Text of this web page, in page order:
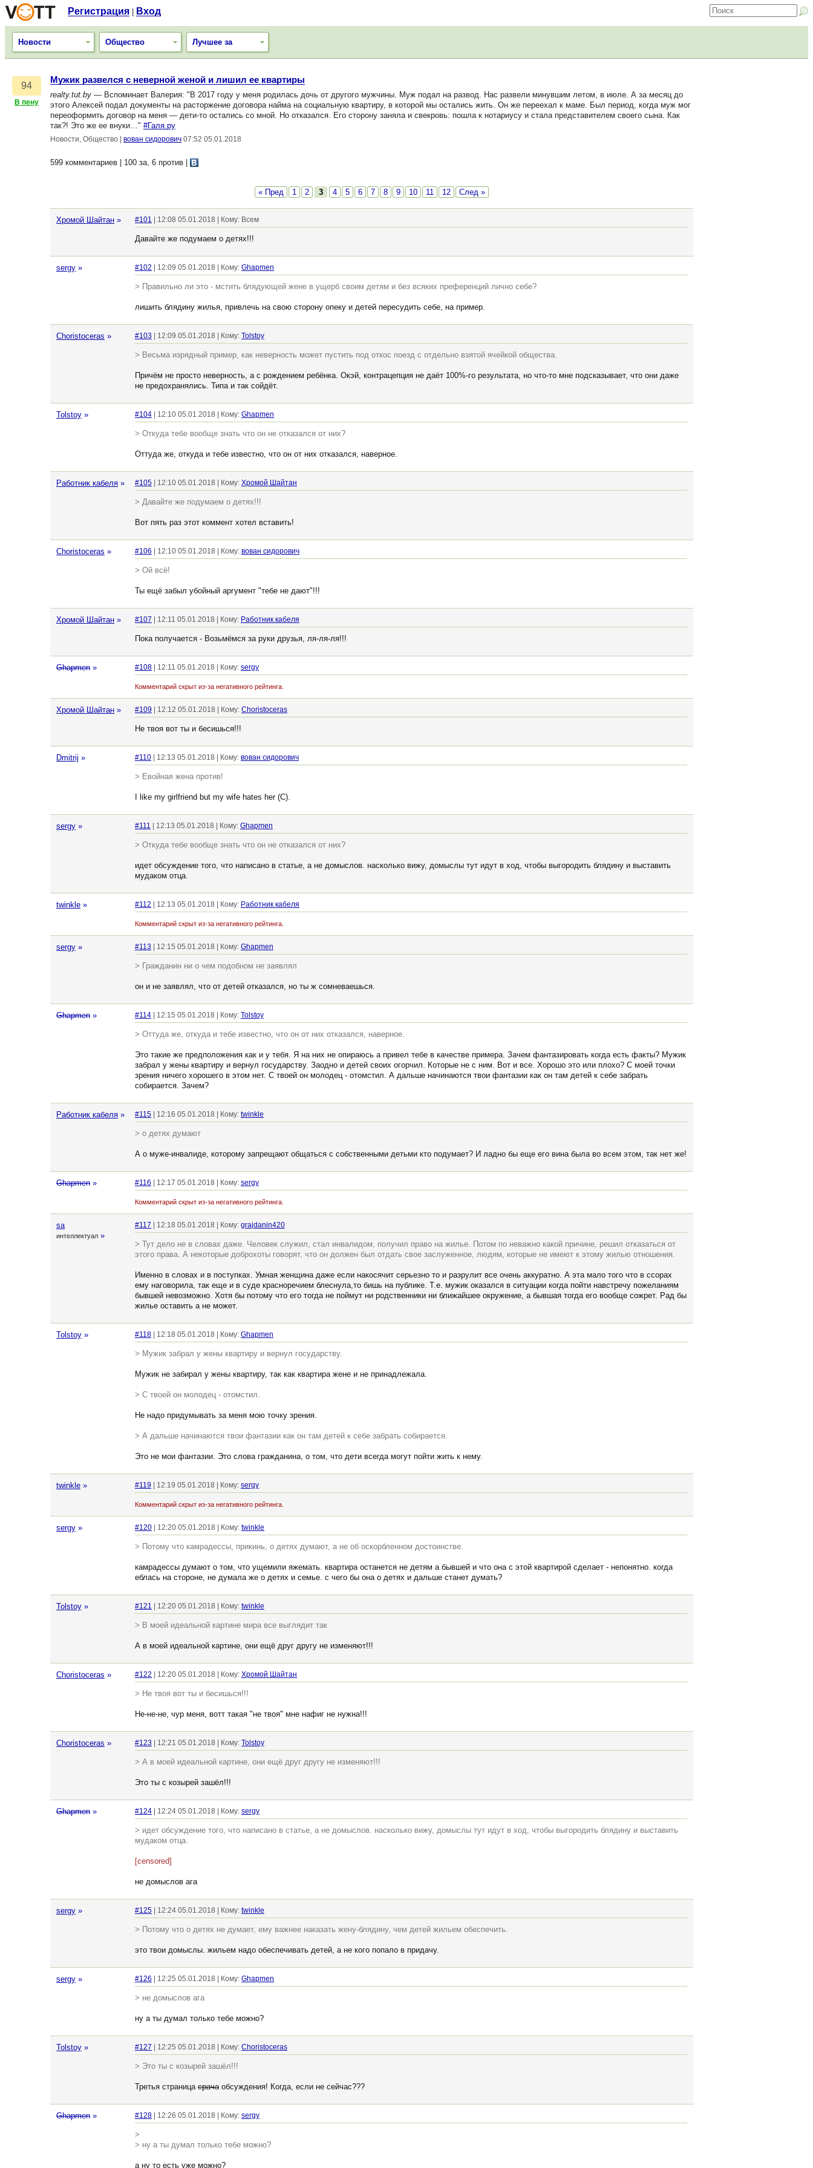
Регистрация Вход
Новости Общество Лучшее за
94
В пену
Мужик развелся с неверной женой и лишил ее квартиры
realty.tut.by — Вспоминает Валерия: "В 2017 году у меня родилась дочь от другого мужчины. Муж подал на развод. Нас развели минувшим летом, в июле. А за месяц до
этого Алексей подал документы на расторжение договора найма на социальную квартиру, в которой мы остались жить. Он же переехал к маме. Был период, когда муж мог
переоформить договор на меня — дети-то остались со мной. Но отказался. Его сторону заняла и свекровь: пошла к нотариусу и стала представителем своего сына. Как
так?! Это же ее внуки…" #Галя.ру
Новости, Общество вован сидорович 07:52 05.01.2018
599 комментариев | 100 за, 6 против
« Пред 1 2 3 4 5 6 7 8 9 10 11 12 След »
Хромой Шайтан » #101 | 12:08 05.01.2018 | Кому: Всем
Давайте же подумаем о детях!!!
sergy » #102 | 12:09 05.01.2018 | Кому: Ghapmen
> Правильно ли это - мстить блядующей жене в ущерб своим детям и без всяких преференций лично себе?
лишить блядину жилья, привлечь на свою сторону опеку и детей пересудить себе, на пример.
Choristoceras » #103 | 12:09 05.01.2018 | Кому: Tolstoy
> Весьма изрядный пример, как неверность может пустить под откос поезд с отдельно взятой ячейкой общества.
Причём не просто неверность, а с рождением ребёнка. Окэй, контрацепция не даёт 100%-го результата, но что-то мне подсказывает, что они даже
не предохранялись. Типа и так сойдёт.
Tolstoy » #104 | 12:10 05.01.2018 | Кому: Ghapmen
> Откуда тебе вообще знать что он не отказался от них?
Оттуда же, откуда и тебе известно, что он от них отказался, наверное.
Работник кабеля » #105 | 12:10 05.01.2018 | Кому: Хромой Шайтан
> Давайте же подумаем о детях!!!
Вот пять раз этот коммент хотел вставить!
Choristoceras » #106 | 12:10 05.01.2018 | Кому: вован сидорович
> Ой всё!
Ты ещё забыл убойный аргумент "тебе не дают"!!!
Хромой Шайтан » #107 | 12:11 05.01.2018 | Кому: Работник кабеля
Пока получается - Возьмёмся за руки друзья, ля-ля-ля!!!
Ghapmen » #108 | 12:11 05.01.2018 | Кому: sergy
Комментарий скрыт из-за негативного рейтинга.
Хромой Шайтан » #109 | 12:12 05.01.2018 | Кому: Choristoceras
Не твоя вот ты и бесишься!!!
Dmitrij » #110 | 12:13 05.01.2018 | Кому: вован сидорович
> Евойная жена против!
I like my girlfriend but my wife hates her (C).
sergy » #111 | 12:13 05.01.2018 | Кому: Ghapmen
> Откуда тебе вообще знать что он не отказался от них?
идет обсуждение того, что написано в статье, а не домыслов. насколько вижу, домыслы тут идут в ход, чтобы выгородить блядину и выставить
мудаком отца.
twinkle » #112 | 12:13 05.01.2018 | Кому: Работник кабеля
Комментарий скрыт из-за негативного рейтинга.
sergy » #113 | 12:15 05.01.2018 | Кому: Ghapmen
> Гражданин ни о чем подобном не заявлял
он и не заявлял, что от детей отказался, но ты ж сомневаешься.
Ghapmen » #114 | 12:15 05.01.2018 | Кому: Tolstoy
> Оттуда же, откуда и тебе известно, что он от них отказался, наверное.
Это такие же предположения как и у тебя. Я на них не опираюсь а привел тебе в качестве примера. Зачем фантазировать когда есть факты? Мужик
забрал у жены квартиру и вернул государству. Заодно и детей своих огорчил. Которые не с ним. Вот и все. Хорошо это или плохо? С моей точки
зрения ничего хорошего в этом нет. С твоей он молодец - отомстил. А дальше начинаются твои фантазии как он там детей к себе забрать
собирается. Зачем?
Работник кабеля » #115 | 12:16 05.01.2018 | Кому: twinkle
> о детях думают
А о муже-инвалиде, которому запрещают общаться с собственными детьми кто подумает? И ладно бы еще его вина была во всем этом, так нет же!
Ghapmen » #116 | 12:17 05.01.2018 | Кому: sergy
Комментарий скрыт из-за негативного рейтинга.
sa
интеллектуал »
#117 | 12:18 05.01.2018 | Кому: grajdanin420
> Тут дело не в словах даже. Человек служил, стал инвалидом, получил право на жилье. Потом по неважно какой причине, решил отказаться от
этого права. А некоторые доброхоты говорят, что он должен был отдать свое заслуженное, людям, которые не имеют к этому жилью отношения.
Именно в словах и в поступках. Умная женщина даже если накосячит серьезно то и разрулит все очень аккуратно. А эта мало того что в ссорах
ему наговорила, так еще и в суде красноречием блеснула,то бишь на публике. Т.е. мужик оказался в ситуации когда пойти навстречу пожеланиям
бывшей невозможно. Хотя бы потому что его тогда не поймут ни родственники ни ближайшее окружение, а бывшая тогда его вообще сожрет. Рад бы
жилье оставить а не может.
Tolstoy » #118 | 12:18 05.01.2018 | Кому: Ghapmen
> Мужик забрал у жены квартиру и вернул государству.
Мужик не забирал у жены квартиру, так как квартира жене и не принадлежала.
> С твоей он молодец - отомстил.
Не надо придумывать за меня мою точку зрения.
> А дальше начинаются твои фантазии как он там детей к себе забрать собирается.
Это не мои фантазии. Это слова гражданина, о том, что дети всегда могут пойти жить к нему.
twinkle » #119 | 12:19 05.01.2018 | Кому: sergy
Комментарий скрыт из-за негативного рейтинга.
sergy » #120 | 12:20 05.01.2018 | Кому: twinkle
> Потому что камрадессы, прикинь, о детях думают, а не об оскорбленном достоинстве.
камрадессы думают о том, что ущемили яжемать. квартира останется не детям а бывшей и что она с этой квартирой сделает - непонятно. когда
еблась на стороне, не думала же о детях и семье. с чего бы она о детях и дальше станет думать?
Tolstoy » #121 | 12:20 05.01.2018 | Кому: twinkle
> В моей идеальной картине мира все выглядит так
А в моей идеальной картине, они ещё друг другу не изменяют!!!
Choristoceras » #122 | 12:20 05.01.2018 | Кому: Хромой Шайтан
> Не твоя вот ты и бесишься!!!
Не-не-не, чур меня, вотт такая "не твоя" мне нафиг не нужна!!!
Choristoceras » #123 | 12:21 05.01.2018 | Кому: Tolstoy
> А в моей идеальной картине, они ещё друг другу не изменяют!!!
Это ты с козырей зашёл!!!
Ghapmen » #124 | 12:24 05.01.2018 | Кому: sergy
> идет обсуждение того, что написано в статье, а не домыслов. насколько вижу, домыслы тут идут в ход, чтобы выгородить блядину и выставить
мудаком отца.
[censored]
не домыслов ага
sergy » #125 | 12:24 05.01.2018 | Кому: twinkle
> Потому что о детях не думает, ему важнее наказать жену-блядину, чем детей жильем обеспечить.
это твои домыслы. жильем надо обеспечивать детей, а не кого попало в придачу.
sergy » #126 | 12:25 05.01.2018 | Кому: Ghapmen
> не домыслов ага
ну а ты думал только тебе можно?
Tolstoy » #127 | 12:25 05.01.2018 | Кому: Choristoceras
> Это ты с козырей зашёл!!!
Третья страница срачаобсуждения! Когда, если не сейчас???
Ghapmen » #128 | 12:26 05.01.2018 | Кому: sergy
>
> ну а ты думал только тебе можно?
а ну то есть уже можно?